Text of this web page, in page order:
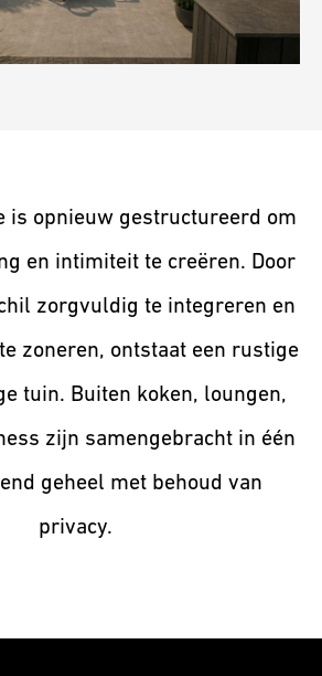
is opnieuw gestructureerd om
en intimiteit te creëren. Door
zorgvuldig te integreren en
zoneren, ontstaat een rustige
tuin. Buiten koken, loungen,
zijn samengebracht in één
geheel met behoud van
privacy.